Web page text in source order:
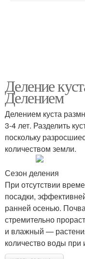
Деление
Делением
Делением куста
3-4 лет. Разделить
поскольку
количеством земли.
Сезон деления
При отсутствии
посадки,
ранней осенью.
стремительно
и влажный —
количество воды при